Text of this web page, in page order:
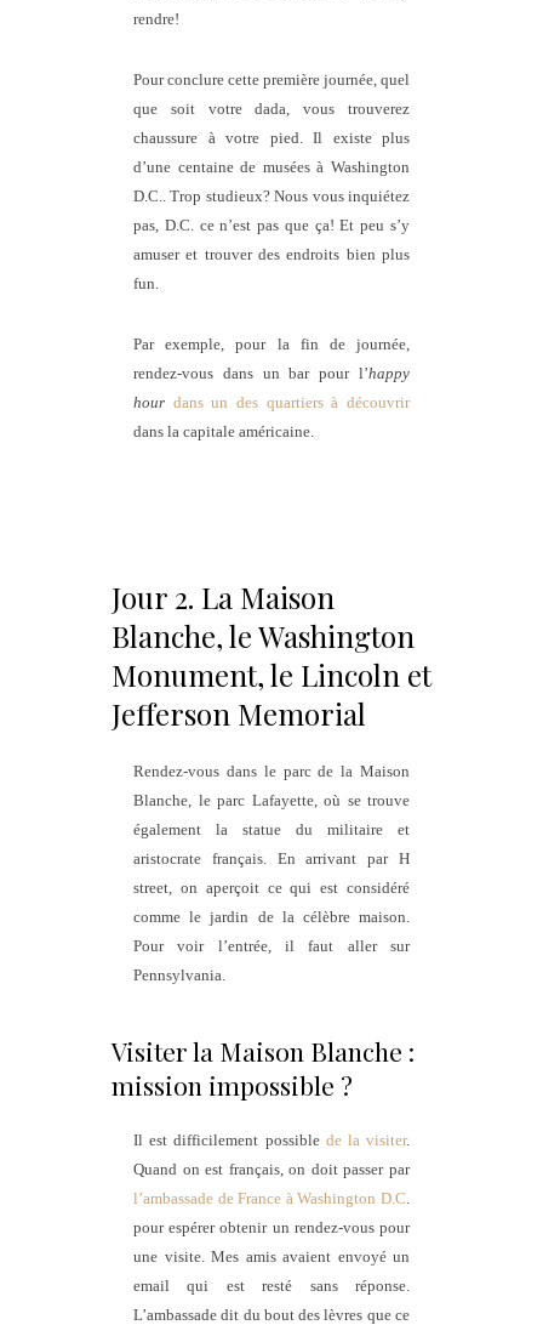
rendre!
Pour conclure cette première journée, quel
que soit votre dada, vous trouverez
chaussure à votre pied. Il existe plus
d’une centaine de musées à Washington
D.C.. Trop studieux? Nous vous inquiétez
pas, D.C. ce n’est pas que ça! Et peu s’y
amuser et trouver des endroits bien plus
fun.
Par exemple, pour la fin de journée,
rendez-vous dans un bar pour l’happy
hour dans un des quartiers à découvrir
dans la capitale américaine.
Jour 2. La Maison
Blanche, le Washington
Monument, le Lincoln et
Jefferson Memorial
Rendez-vous dans le parc de la Maison
Blanche, le parc Lafayette, où se trouve
également la statue du militaire et
aristocrate français. En arrivant par H
street, on aperçoit ce qui est considéré
comme le jardin de la célèbre maison.
Pour voir l’entrée, il faut aller sur
Pennsylvania.
Visiter la Maison Blanche :
mission impossible ?
Il est difficilement possible de la visiter.
Quand on est français, on doit passer par
l’ambassade de France à Washington D.C
pour espérer obtenir un rendez-vous pour
une visite. Mes amis avaient envoyé un
email qui est resté sans réponse.
L’ambassade dit du bout des lèvres que ce